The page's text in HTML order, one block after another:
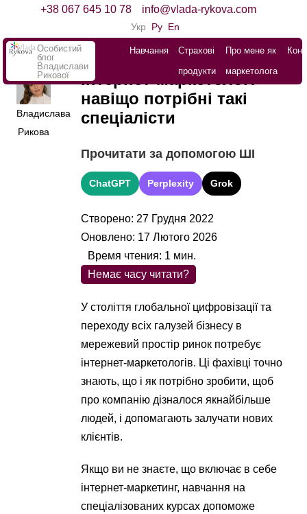
+38 067 645 10 78 info@vlada-rykova.com
Укр Ру En
Особистий
блог
Владислави
Рикової
Навчання
Страхові
продукти
Про мене як
маркетолога
Владислава
Рикова
Інтернет-маркетолог:
навіщо потрібні такі
спеціалісти
Прочитати за допомогою ШІ
ChatGPT Perplexity Grok
Створено: 27 Грудня 2022
Оновлено: 17 Лютого 2026
Немає часу читати?
Время чтения: 1 мин.
У століття глобальної цифровізації та
переходу всіх галузей бізнесу в
мережевий простір ринок потребує
інтернет-маркетологів. Ці фахівці точно
знають, що і як потрібно зробити, щоб
про компанію дізналося якнайбільше
людей, і допомагають залучати нових
клієнтів.
Якщо ви не знаєте, що включає в себе
інтернет-маркетинг, навчання на
спеціалізованих курсах допоможе